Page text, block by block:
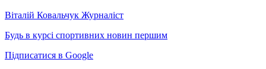
Віталій Ковальчук Журналіст
Будь в курсі спортивних новин першим
Підписатися в Google